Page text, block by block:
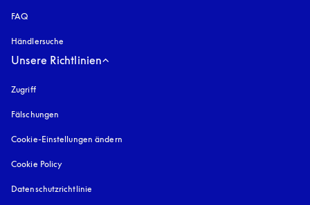
FAQ
Händlersuche
Unsere Richtlinien
Zugrifföffnet sich in einem neuen Tab
Fälschungen
Cookie-Einstellungen ändern
Cookie Policy
Datenschutzrichtlinie